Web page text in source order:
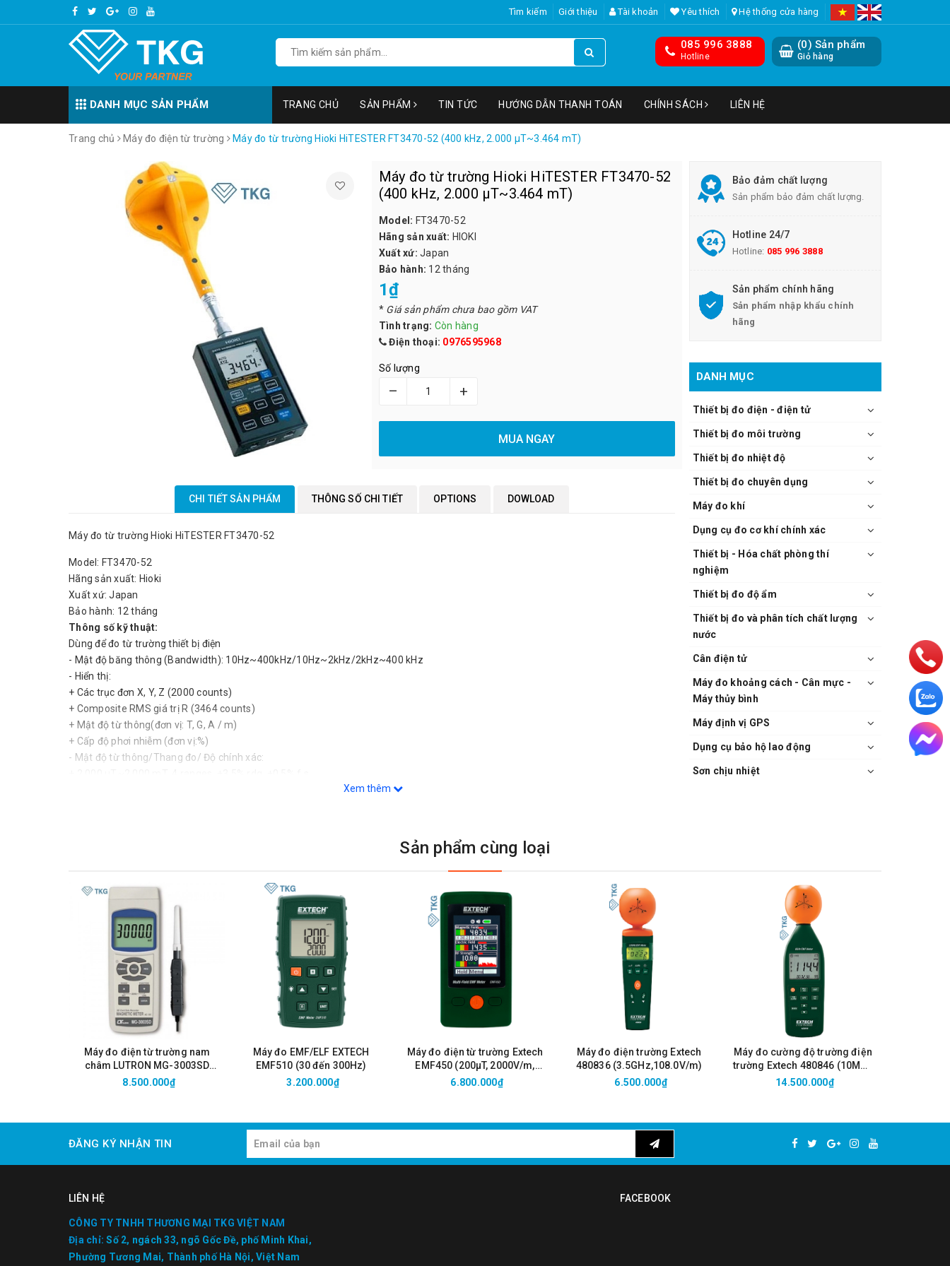
Tìm kiếm Giới thiệu Tài khoản Yêu thích Hệ thống cửa hàng
(0) Sản phẩm
Giỏ hàng
085 996 3888
Hotline
DANH MỤC SẢN PHẨM TRANG CHỦ SẢN PHẨM TIN TỨC HƯỚNG DẪN THANH TOÁN CHÍNH SÁCH LIÊN HỆ
Trang chủ Máy đo điện từ trường Máy đo từ trường Hioki HiTESTER FT3470-52 (400 kHz, 2.000 μT~3.464 mT)
Máy đo từ trường Hioki HiTESTER FT3470-52
(400 kHz, 2.000 μT~3.464 mT)
Model: FT3470-52
Hãng sản xuất: HIOKI
Xuất xứ: Japan
Bảo hành: 12 tháng
1₫
* Giá sản phẩm chưa bao gồm VAT
Tình trạng: Còn hàng
Điện thoại: 0976595968
Số lượng
– +
MUA NGAY
CHI TIẾT SẢN PHẨM THÔNG SỐ CHI TIẾT OPTIONS DOWLOAD
Máy đo từ trường Hioki HiTESTER FT3470-52
Model: FT3470-52
Hãng sản xuất: Hioki
Xuất xứ: Japan
Bảo hành: 12 tháng
Thông số kỹ thuật:
Dùng để đo từ trường thiết bị điện
- Mật độ băng thông (Bandwidth): 10Hz~400kHz/10Hz~2kHz/2kHz~400 kHz
- Hiển thị:
+ Các trục đơn X, Y, Z (2000 counts)
+ Composite RMS giá trị R (3464 counts)
+ Mật độ từ thông(đơn vị: T, G, A / m)
+ Cấp độ phơi nhiễm (đơn vị:%)
- Mật độ từ thông/Thang đo/ Độ chính xác:
- Nguồn:
+ LR6 alkaline battery ×4, chạy liên tục được 10h
+ Hoặc AC ADAPTER 9445-02 (1.0 VA max. consumption)
- Khối lượng sản phẩm:
+ Máy chính: 830g
+ Sensor 100cm2: 220g
+ Sensor 3 cm2: 95g
- Kích thước sản phẩm:
+ Máy chính: 100*150*42mm
+ Sensor 100cm2: φ122mm*295 mmL
+ Sensor 3 cm2: φ27mm*165mmL
- Phụ kiện đi kèm:
+ 100 cm2 Sensor ×1, 3 cm2 Sensor ×1, Instruction manual ×1
+ AC ADAPTER (9445-02 or 9445-03 for EU) ×1
+ EXTENSION CABLE 9758 ×1, OUTPUT CABLE 9759 ×1, Carrying case ×1
Xem thêm
Bảo đảm chất lượng
Sản phẩm bảo đảm chất lượng.
Hotline 24/7
Hotline: 085 996 3888
Sản phẩm chính hãng
Sản phẩm nhập khẩu chính
hãng
DANH MỤC
Thiết bị đo điện - điện tử
Thiết bị đo môi trường
Thiết bị đo nhiệt độ
Thiết bị đo chuyên dụng
Máy đo khí
Dụng cụ đo cơ khí chính xác
Thiết bị - Hóa chất phòng thí
nghiệm
Thiết bị đo độ ẩm
Thiết bị đo và phân tích chất lượng
nước
Cân điện tử
Máy đo khoảng cách - Cân mực -
Máy thủy bình
Máy định vị GPS
Dụng cụ bảo hộ lao động
Sơn chịu nhiệt
Sản phẩm cùng loại
Máy đo điện từ trường nam
châm LUTRON MG-3003SD
(DC 3000mT, AC 1500mT)
8.500.000₫
Máy đo EMF/ELF EXTECH
EMF510 (30 đến 300Hz)
3.200.000₫
Máy đo điện từ trường Extech
EMF450 (200μT, 2000V/m,
50MHz to 3.5GHz)
6.800.000₫
Máy đo điện trường Extech
480836 (3.5GHz,108.0V/m)
6.500.000₫
Máy đo cường độ trường điện
trường Extech 480846 (10MHz
to 8GHz, 108.0V/m)
14.500.000₫
ĐĂNG KÝ NHẬN TIN
LIÊN HỆ
CÔNG TY TNHH THƯƠNG MẠI TKG VIỆT NAM
Địa chỉ: Số 2, ngách 33, ngõ Gốc Đề, phố Minh Khai,
Phường Tương Mai, Thành phố Hà Nội, Việt Nam
FACEBOOK